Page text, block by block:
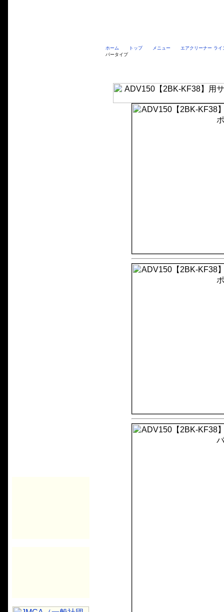
ホーム トップ メニュー
エアクリーナー ライ
パータイプ